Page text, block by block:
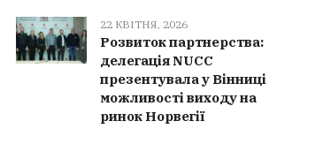
22 КВІТНЯ, 2026
Розвиток партнерства:
делегація NUCC
презентувала у Вінниці
можливості виходу на
ринок Норвегії